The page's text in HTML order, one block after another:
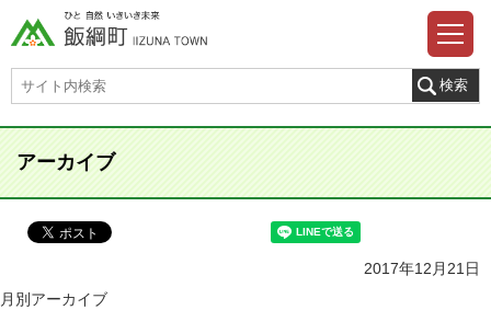
アーカイブ
2017年12月21日
月別アーカイブ